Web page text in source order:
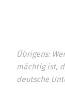
Übrigens:
mächtig ist,
deutsche